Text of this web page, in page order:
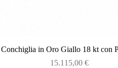
Vista rapida
Conchiglia in Oro Giallo 18 kt con
Prezzo
15.115,00 €